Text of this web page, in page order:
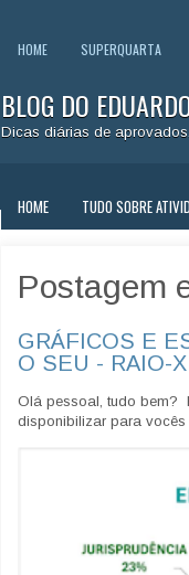
HOME SUPERQUARTA
BLOG DO
Dicas diárias de aprovados.
HOME TUDO SOBRE
Postagem
GRÁFICOS E
O SEU - RAIO-
Olá pessoal, tudo bem?
disponibilizar para